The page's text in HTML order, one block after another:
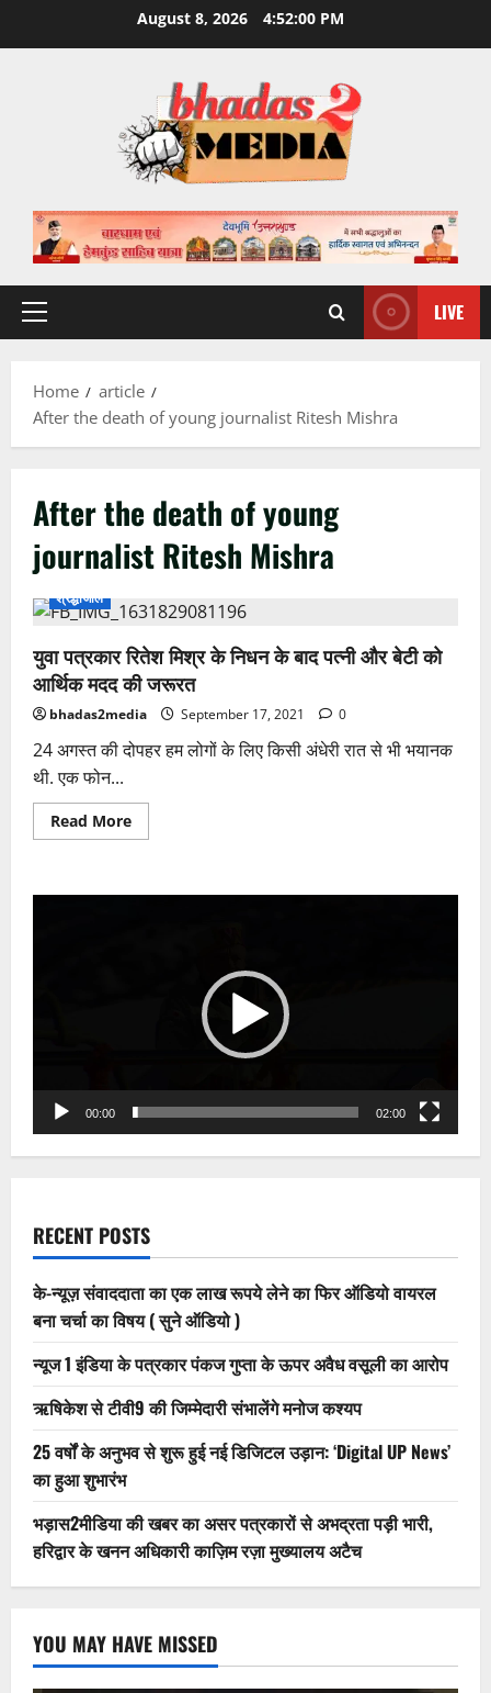
August 8, 2026 4:52:01 PM
Primary
LIVE
Home
article
After the death of young journalist Ritesh Mishra
After the death of young
journalist Ritesh Mishra
श्रद्धांजलि
युवा पत्रकार रितेश मिश्र के निधन के बाद पत्नी और बेटी को
आर्थिक मदद की जरूरत
bhadas2media September 17, 2021 0
24 अगस्त की दोपहर हम लोगों के लिए किसी अंधेरी रात से भी भयानक
थी. एक फोन...
Read MoreRead
more
रितेश
जरूरत
00:00 02:00
RECENT POSTS
के-न्यूज़ संवाददाता का एक लाख रूपये लेने का फिर ऑडियो वायरल
बना चर्चा का विषय ( सुने ऑडियो )
न्यूज 1 इंडिया के पत्रकार पंकज गुप्ता के ऊपर अवैध वसूली का आरोप
ऋषिकेश से टीवी9 की जिम्मेदारी संभालेंगे मनोज कश्यप
25 वर्षों के अनुभव से शुरू हुई नई डिजिटल उड़ान: ‘Digital UP News’
का हुआ शुभारंभ
भड़ास2मीडिया की खबर का असर पत्रकारों से अभद्रता पड़ी भारी,
हरिद्वार के खनन अधिकारी काज़िम रज़ा मुख्यालय अटैच
YOU MAY HAVE MISSED